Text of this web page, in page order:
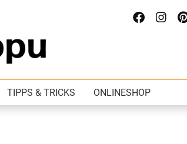
TIPPS & TRICKS ONLINESHOP